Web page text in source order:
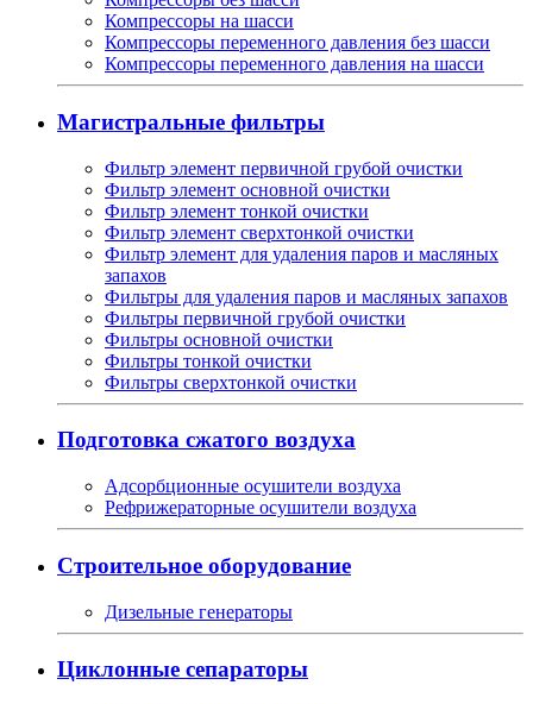
Компрессоры на шасси
Компрессоры переменного давления без шасси
Компрессоры переменного давления на шасси
Магистральные фильтры
Фильтр элемент первичной грубой очистки
Фильтр элемент основной очистки
Фильтр элемент тонкой очистки
Фильтр элемент сверхтонкой очистки
Фильтр элемент для удаления паров и масляных
запахов
Фильтры для удаления паров и масляных запахов
Фильтры первичной грубой очистки
Фильтры основной очистки
Фильтры тонкой очистки
Фильтры сверхтонкой очистки
Подготовка сжатого воздуха
Адсорбционные осушители воздуха
Рефрижераторные осушители воздуха
Строительное оборудование
Дизельные генераторы
Циклонные сепараторы